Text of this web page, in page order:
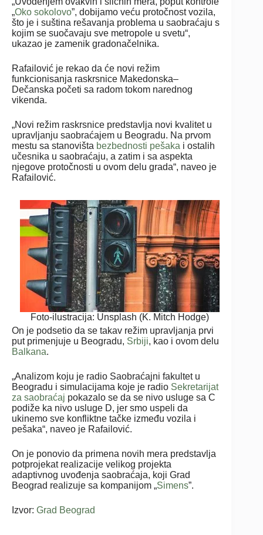
„Oko sokolovo”, dobijamo veću protočnost vozila,
što je i suština rešavanja problema u saobraćaju s
kojim se suočavaju sve metropole u svetu“,
ukazao je zamenik gradonačelnika.
Rafailović je rekao da će novi režim
funkcionisanja raskrsnice Makedonska–
Dečanska početi sa radom tokom narednog
vikenda.
„Novi režim raskrsnice predstavlja novi kvalitet u
upravljanju saobraćajem u Beogradu. Na prvom
mestu sa stanovišta bezbednosti pešaka i ostalih
učesnika u saobraćaju, a zatim i sa aspekta
njegove protočnosti u ovom delu grada“, naveo je
Rafailović.
Foto-ilustracija: Unsplash (K. Mitch Hodge)
On je podsetio da se takav režim upravljanja prvi
put primenjuje u Beogradu, Srbiji, kao i ovom delu
Balkana.
„Analizom koju je radio Saobraćajni fakultet u
Beogradu i simulacijama koje je radio Sekretarijat
za saobraćaj pokazalo se da se nivo usluge sa C
podiže ka nivo usluge D, jer smo uspeli da
ukinemo sve konfliktne tačke između vozila i
pešaka“, naveo je Rafailović.
On je ponovio da primena novih mera predstavlja
potprojekat realizacije velikog projekta
adaptivnog uvođenja saobraćaja, koji Grad
Beograd realizuje sa kompanijom „Simens”.
Izvor: Grad Beograd